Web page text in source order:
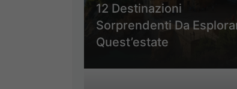
12 Destinazioni
Sorprendenti Da
Quest’estate